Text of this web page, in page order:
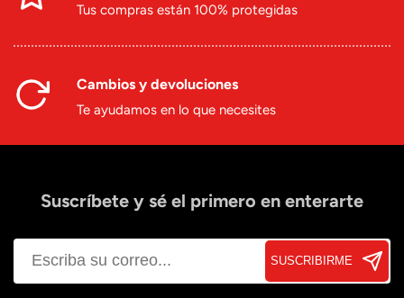
Tus compras están 100% protegidas
Cambios y devoluciones
Te ayudamos en lo que necesites
Suscríbete y sé el primero en enterarte
SUSCRIBIRME